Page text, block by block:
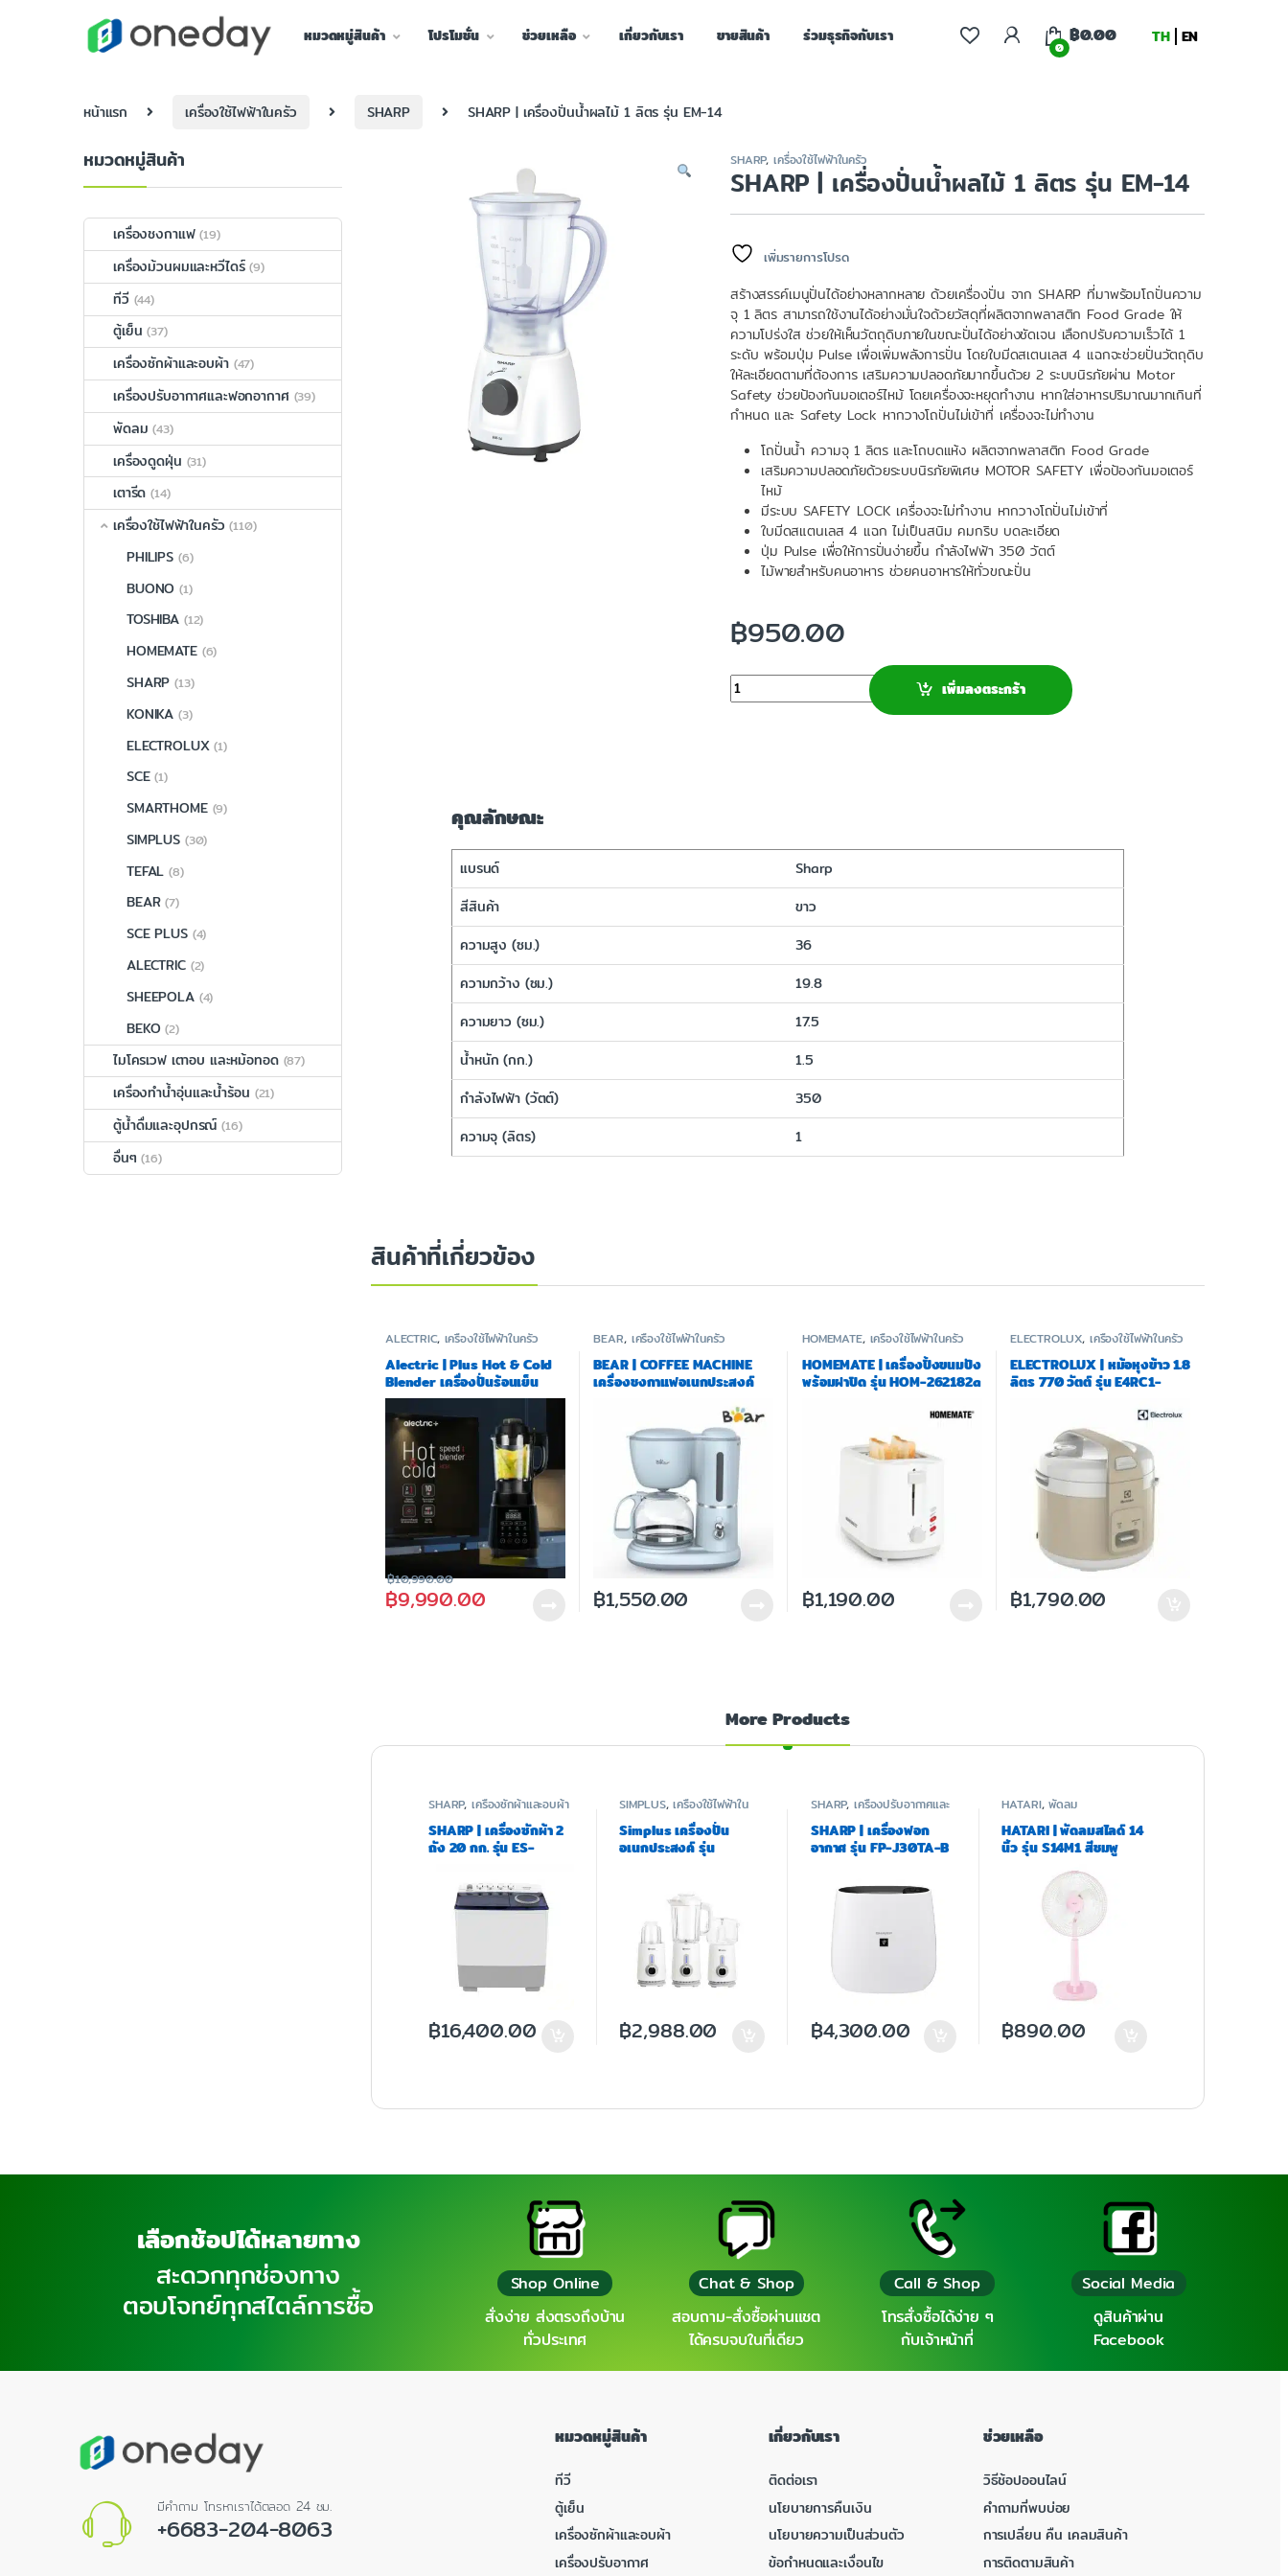
หมวดหมู่สินค้า โปรโมชั่น ช่วยเหลือ เกี่ยวกับเรา ขายสินค้า ร่วมธุรกิจกับเรา
0
฿0.00 TH EN
หน้าแรก เครื่องใช้ไฟฟ้าในครัว SHARP SHARP | เครื่องปั่นน้ำผลไม้ 1 ลิตร รุ่น EM-14
SHARP,เครื่องใช้ไฟฟ้าในครัว
SHARP | เครื่องปั่นน้ำผลไม้ 1 ลิตร รุ่น EM-14
เพิ่มรายการโปรด
สร้างสรรค์เมนูปั่นได้อย่างหลากหลาย ด้วยเครื่องปั่น จาก SHARP ที่มาพร้อมโถปั่นความ
จุ 1 ลิตร สามารถใช้งานได้อย่างมั่นใจด้วยวัสดุที่ผลิตจากพลาสติก Food Grade ให้
ความโปร่งใส ช่วยให้เห็นวัตถุดิบภายในขณะปั่นได้อย่างชัดเจน เลือกปรับความเร็วได้ 1
ระดับ พร้อมปุ่ม Pulse เพื่อเพิ่มพลังการปั่น โดยใบมีดสเตนเลส 4 แฉกจะช่วยปั่นวัตถุดิบ
ให้ละเอียดตามที่ต้องการ เสริมความปลอดภัยมากขึ้นด้วย 2 ระบบนิรภัยผ่าน Motor
Safety ช่วยป้องกันมอเตอร์ไหม้ โดยเครื่องจะหยุดทำงาน หากใส่อาหารปริมาณมากเกินที่
กำหนด และ Safety Lock หากวางโถปั่นไม่เข้าที่ เครื่องจะไม่ทำงาน
โถปั่นน้ำ ความจุ 1 ลิตร และโถบดแห้ง ผลิตจากพลาสติก Food Grade
เสริมความปลอดภัยด้วยระบบนิรภัยพิเศษ MOTOR SAFETY เพื่อป้องกันมอเตอร์
ไหม้
มีระบบ SAFETY LOCK เครื่องจะไม่ทำงาน หากวางโถปั่นไม่เข้าที่
ใบมีดสแตนเลส 4 แฉก ไม่เป็นสนิม คมกริบ บดละเอียด
ปุ่ม Pulse เพื่อให้การปั่นง่ายขึ้น กำลังไฟฟ้า 350 วัตต์
ไม้พายสำหรับคนอาหาร ช่วยคนอาหารให้ทั่วขณะปั่น
฿950.00
จำนวน เพิ่มลงตระกร้า
More Products
SHARP,เครื่องซักผ้าและอบผ้า
SHARP | เครื่องซักผ้า 2
ถัง 20 กก. รุ่น ES-
฿16,400.00
SIMPLUS,เครื่องใช้ไฟฟ้าใน
Simplus เครื่องปั่น
อเนกประสงค์ รุ่น
฿2,988.00
SHARP,เครื่องปรับอากาศและ
ฟอกอากาศ
SHARP | เครื่องฟอก
อากาศ รุ่น FP-J30TA-B
฿4,300.00
HATARI,พัดลม
HATARI | พัดลมสไลด์ 14
นิ้ว รุ่น S14M1 สีชมพู
฿890.00
สินค้าที่เกี่ยวข้อง
ALECTRIC, เครื่องใช้ไฟฟ้าในครัว
Alectric | Plus Hot & Cold
Blender เครื่องปั่นร้อนเย็น
พลังสูง 1.75 ลิตร 1000 วัตต์
รุ่น HCB1 – รับประกัน 3 ปี
฿9,990.00
฿10,990.00
BEAR, เครื่องใช้ไฟฟ้าในครัว
BEAR | COFFEE MACHINE
เครื่องชงกาแฟอเนกประสงค์
฿1,550.00
HOMEMATE, เครื่องใช้ไฟฟ้าในครัว
HOMEMATE | เครื่องปิ้งขนมปัง
พร้อมฝาปิด รุ่น HOM-262182a
฿1,190.00
ELECTROLUX, เครื่องใช้ไฟฟ้าในครัว
ELECTROLUX | หม้อหุงข้าว 1.8
ลิตร 770 วัตต์ รุ่น E4RC1-
฿1,790.00
คุณลักษณะ
แบรนด์
Sharp
สีสินค้า
ขาว
ความสูง (ซม.)
36
ความกว้าง (ซม.)
19.8
ความยาว (ซม.)
17.5
น้ำหนัก (กก.)
1.5
กำลังไฟฟ้า (วัตต์)
350
ความจุ (ลิตร)
1
หมวดหมู่สินค้า
เครื่องชงกาแฟ (19)
เครื่องม้วนผมและหวีไดร์ (9)
ทีวี (44)
ตู้เย็น (37)
เครื่องซักผ้าและอบผ้า (47)
เครื่องปรับอากาศและฟอกอากาศ (39)
พัดลม (43)
เครื่องดูดฝุ่น (31)
เตารีด (14)
เครื่องใช้ไฟฟ้าในครัว (110)
PHILIPS (6)
BUONO (1)
TOSHIBA (12)
HOMEMATE (6)
SHARP (13)
KONIKA (3)
ELECTROLUX (1)
SCE (1)
SMARTHOME (9)
SIMPLUS (30)
TEFAL (8)
BEAR (7)
SCE PLUS (4)
ALECTRIC (2)
SHEEPOLA (4)
BEKO (2)
ไมโครเวฟ เตาอบ และหม้อทอด (87)
เครื่องทำน้ำอุ่นและน้ำร้อน (21)
ตู้น้ำดื่มและอุปกรณ์ (16)
อื่นๆ (16)
เลือกช้อปได้หลายทาง
สะดวกทุกช่องทาง
ตอบโจทย์ทุกสไตล์การซื้อ
Shop Online
สั่งง่าย ส่งตรงถึงบ้าน
ทั่วประเทศ
Chat & Shop
สอบถาม-สั่งซื้อผ่านแชต
ได้ครบจบในที่เดียว
Call & Shop
โทรสั่งซื้อได้ง่าย ๆ
กับเจ้าหน้าที่
Social Media
ดูสินค้าผ่าน
Facebook
มีคำถาม โทรหาเราได้ตลอด 24 ชม.
+6683-204-8063
หมวดหมู่สินค้า
ทีวี
ตู้เย็น
เครื่องซักผ้าและอบผ้า
เครื่องปรับอากาศ
เกี่ยวกับเรา
ติดต่อเรา
นโยบายการคืนเงิน
นโยบายความเป็นส่วนตัว
ข้อกำหนดและเงื่อนไข
ช่วยเหลือ
วิธีช้อปออนไลน์
คำถามที่พบบ่อย
การเปลี่ยน คืน เคลมสินค้า
การติดตามสินค้า